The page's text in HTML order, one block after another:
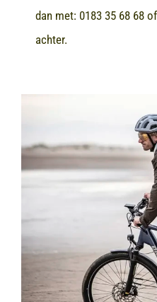
dan met: 0183 35 68 68of
achter.